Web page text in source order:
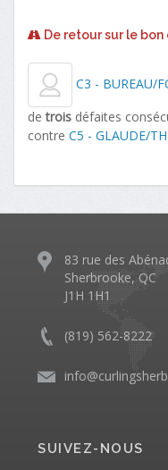
De retour sur le bon
C3 - BUREAU/
detrois défaites
contre C5 - GLAUDE/
83 rue des
Sherbrooke, QC
J1H 1H1
(819) 562-8222
SUIVEZ-NOUS